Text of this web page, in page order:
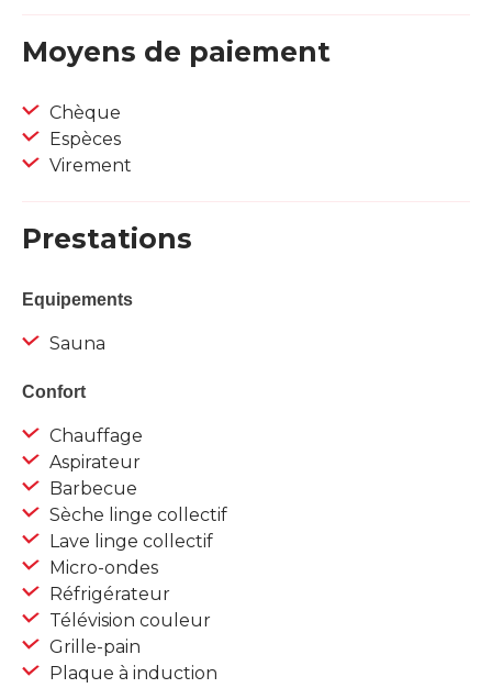
Moyens de paiement
Chèque
Espèces
Virement
Prestations
Equipements
Sauna
Confort
Chauffage
Aspirateur
Barbecue
Sèche linge collectif
Lave linge collectif
Micro-ondes
Réfrigérateur
Télévision couleur
Grille-pain
Plaque à induction